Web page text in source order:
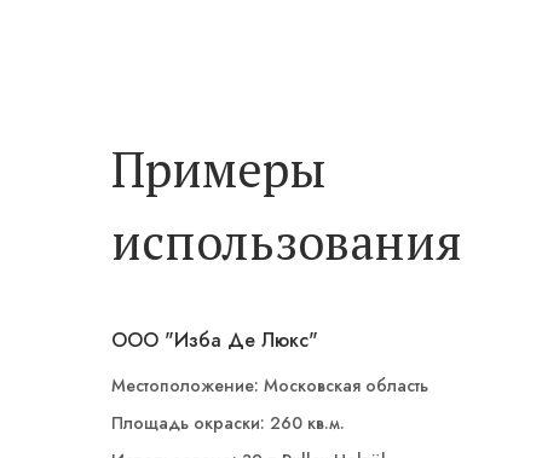
Примеры
использования
ООО "Изба Де Люкс"
Местоположение: Московская область
Площадь окраски: 260 кв.м.